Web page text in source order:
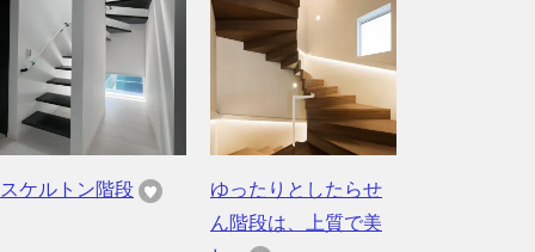
スケルトン階段
ゆったりとしたらせ
ん階段は、上質で美